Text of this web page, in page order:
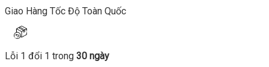
Giao Hàng Tốc Độ Toàn Quốc
Lỗi 1 đổi 1 trong 30 ngày